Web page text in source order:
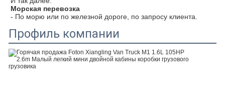
Морская перевозка
- По морю или по железной дороге, по запросу клиента.
Профиль компании